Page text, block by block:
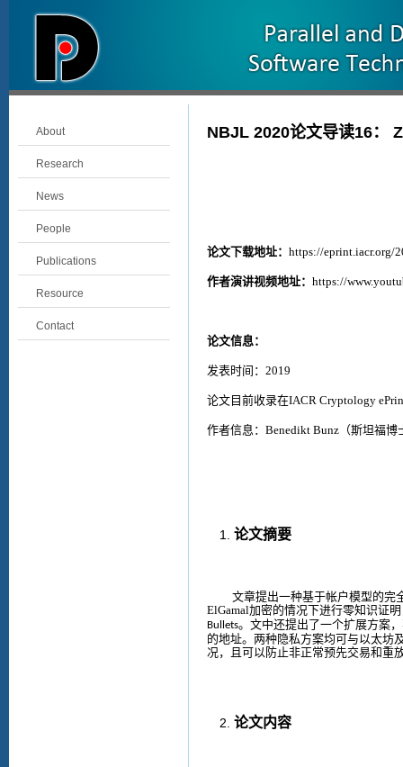
About
Research
News
People
Publications
Resource
Contact
NBJL 2020论文导读16：
论文下载地址： https://eprint.iacr.org/
作者演讲视频地址： https://
论文信息：
发表时间 ： 2019
论文目前收录在IACR Cryptology
作者信息 ： Benedikt Bunz （斯坦福博
论文摘要
文章提出一种基于帐户模型的完
ElGamal加密的情况下进行零知识证明
Bullets。文中还提出了一个扩展方案
的地址。 两种隐私方案均可与以太坊
况，且 可以防止非正常预先交易和重
论文内容